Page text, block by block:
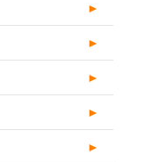
►
►
►
►
►